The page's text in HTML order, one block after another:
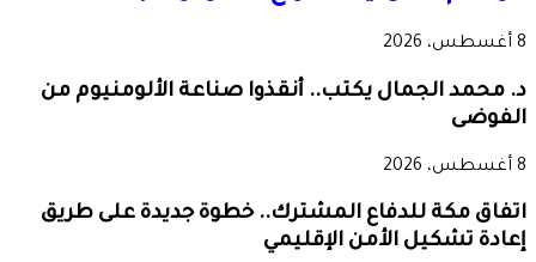
8 أغسطس، 2026
د. محمد الجمال يكتب.. أنقذوا صناعة الألومنيوم من
الفوضى
8 أغسطس، 2026
اتفاق مكة للدفاع المشترك.. خطوة جديدة على طريق
إعادة تشكيل الأمن الإقليمي